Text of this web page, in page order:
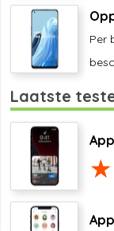
Per
Laatste